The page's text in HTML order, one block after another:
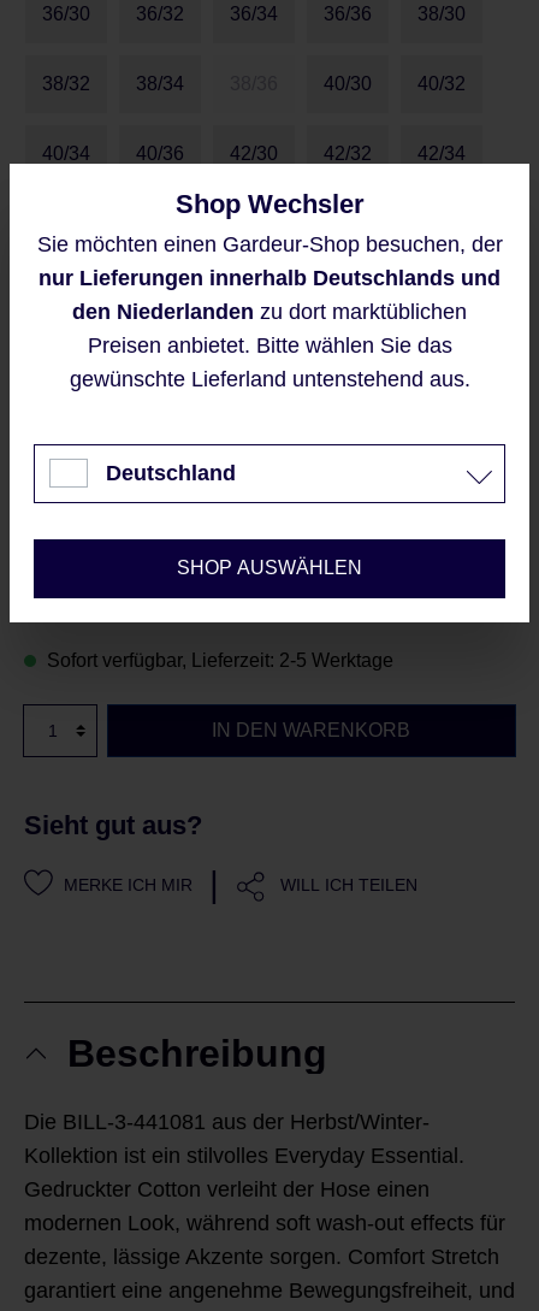
36/30 36/32 36/34 36/36 38/30
38/32 38/34 40/30 40/32
40/34 40/36 42/30 42/32 42/34
44/32
46/32
Preise inkl. MwSt. zzgl. Versandkosten
Sofort verfügbar, Lieferzeit: 2-5 Werktage
IN DEN WARENKORB
Sieht gut aus?
MERKE ICH MIR | WILL ICH TEILEN
Beschreibung
Die BILL-3-441081 aus der Herbst/Winter-
Kollektion ist ein stilvolles Everyday Essential.
Gedruckter Cotton verleiht der Hose einen
modernen Look, während soft wash-out effects für
dezente, lässige Akzente sorgen. Comfort Stretch
garantiert eine angenehme Bewegungsfreiheit, und
Shop Wechsler
Sie möchten einen Gardeur-Shop besuchen, der
nur Lieferungen innerhalb Deutschlands und
den Niederlanden zu dort marktüblichen
Preisen anbietet. Bitte wählen Sie das
gewünschte Lieferland untenstehend aus.
Deutschland
SHOP AUSWÄHLEN
Diese Website verwendet Cookies,
um eine bestmögliche Erfahrung
bieten zu können.
Konfigurieren